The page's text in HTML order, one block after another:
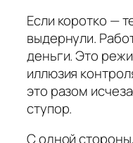
Если коротко —
выдернули.
деньги. Это
иллюзия
это разом
ступор.
С одной